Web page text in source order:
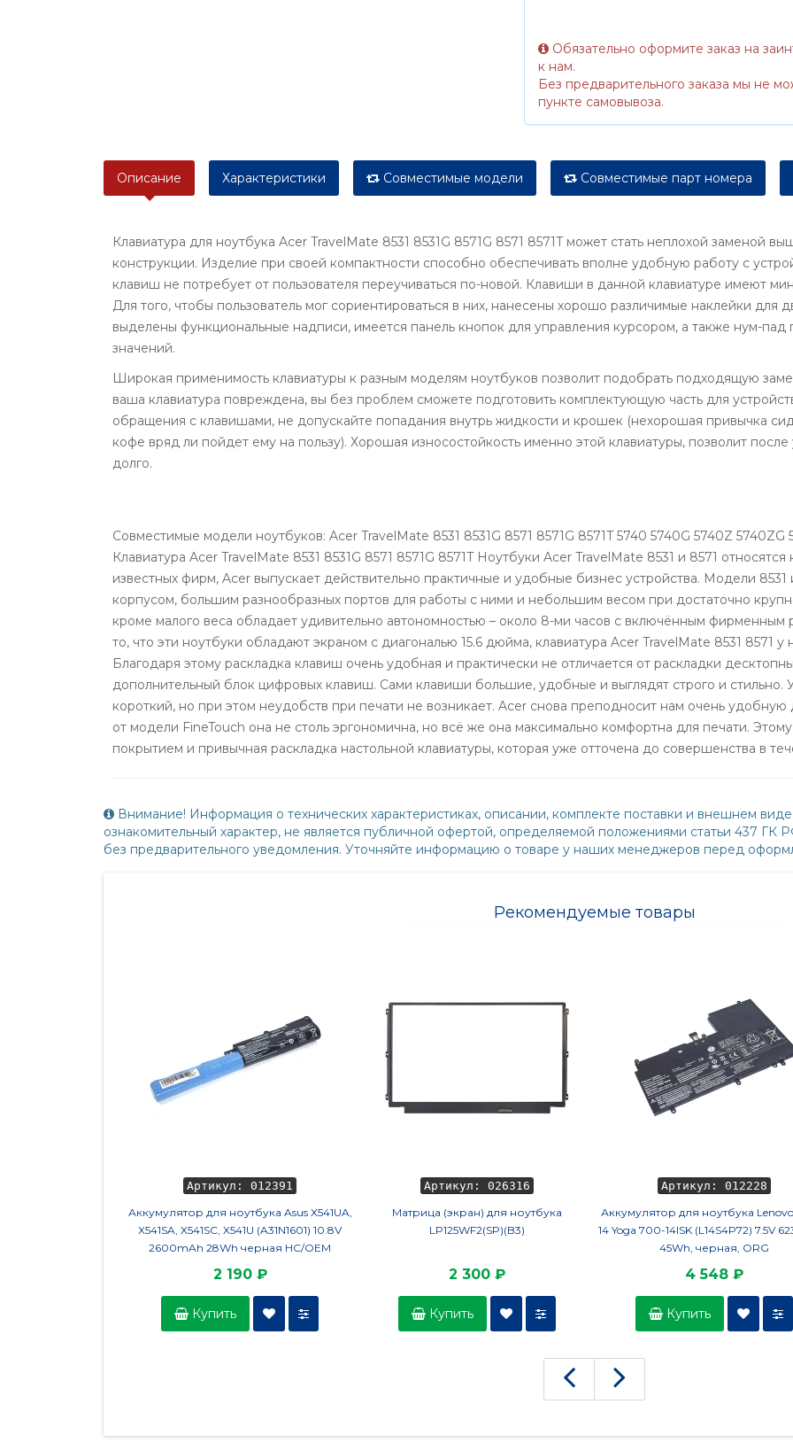
Обязательно оформите заказ на
к нам.
Без предварительного заказа мы не
пункте самовывоза.
Описание Характеристики Совместимые модели Совместимые парт номера
Клавиатура для ноутбука Acer TravelMate 8531 8531G 8571G 8571 8571T может стать неплохой заменой
конструкции. Изделие при своей компактности способно обеспечивать вполне удобную работу с
клавиш не потребует от пользователя переучиваться по-новой. Клавиши в данной клавиатуре имеют
Для того, чтобы пользователь мог сориентироваться в них, нанесены хорошо различимые наклейки для
выделены функциональные надписи, имеется панель кнопок для управления курсором, а также нум-пад
значений.
Широкая применимость клавиатуры к разным моделям ноутбуков позволит подобрать подходящую
ваша клавиатура повреждена, вы без проблем сможете подготовить комплектующую часть для
обращения с клавишами, не допускайте попадания внутрь жидкости и крошек (нехорошая привычка
кофе вряд ли пойдет ему на пользу). Хорошая износостойкость именно этой клавиатуры, позволит
долго.
Совместимые модели ноутбуков: Acer TravelMate 8531 8531G 8571 8571G 8571T 5740 5740G 5740Z
Клавиатура Acer TravelMate 8531 8531G 8571 8571G 8571T Ноутбуки Acer TravelMate 8531 и 8571
известных фирм, Acer выпускает действительно практичные и удобные бизнес устройства. Модели
корпусом, большим разнообразных портов для работы с ними и небольшим весом при достаточно
кроме малого веса обладает удивительно автономностью – около 8-ми часов с включённым
то, что эти ноутбуки обладают экраном с диагональю 15.6 дюйма, клавиатура Acer TravelMate 8531 8571 у
Благодаря этому раскладка клавиш очень удобная и практически не отличается от раскладки
дополнительный блок цифровых клавиш. Сами клавиши большие, удобные и выглядят строго и
короткий, но при этом неудобств при печати не возникает. Acer снова преподносит нам очень удобную
от модели FineTouch она не столь эргономична, но всё же она максимально комфортна для печати.
покрытием и привычная раскладка настольной клавиатуры, которая уже отточена до совершенства в
Внимание! Информация о технических характеристиках, описании, комплекте поставки и внешнем
ознакомительный характер, не является публичной офертой, определяемой положениями статьи 437
без предварительного уведомления. Уточняйте информацию о товаре у наших менеджеров перед
Рекомендуемые товары
Артикул: 012391
Аккумулятор для ноутбука Asus X541UA,
X541SA, X541SC, X541U (A31N1601) 10.8V
2600mAh 28Wh черная HC/OEM
2 190 ₽
Купить
Артикул: 026316
Матрица (экран) для ноутбука
LP125WF2(SP)(B3)
2 300 ₽
Купить
Артикул: 012228
Аккумулятор для ноутбука Lenovo
14 Yoga 700-14ISK (L14S4P72) 7.5V
45Wh, черная, ORG
4 548 ₽
Купить